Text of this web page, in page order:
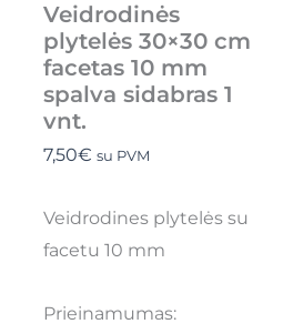
Veidrodinės
plytelės 30×30 cm
facetas 10 mm
spalva sidabras 1
vnt.
7,50€ su PVM
Veidrodines plytelės su
facetu 10 mm
Prieinamumas: